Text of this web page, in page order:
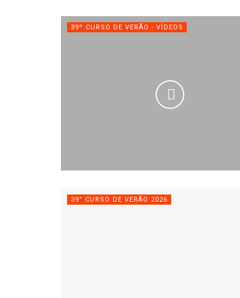
39º CURSO DE VERÃO - VÍDEOS
39° CURSO DE VERÃO 2026